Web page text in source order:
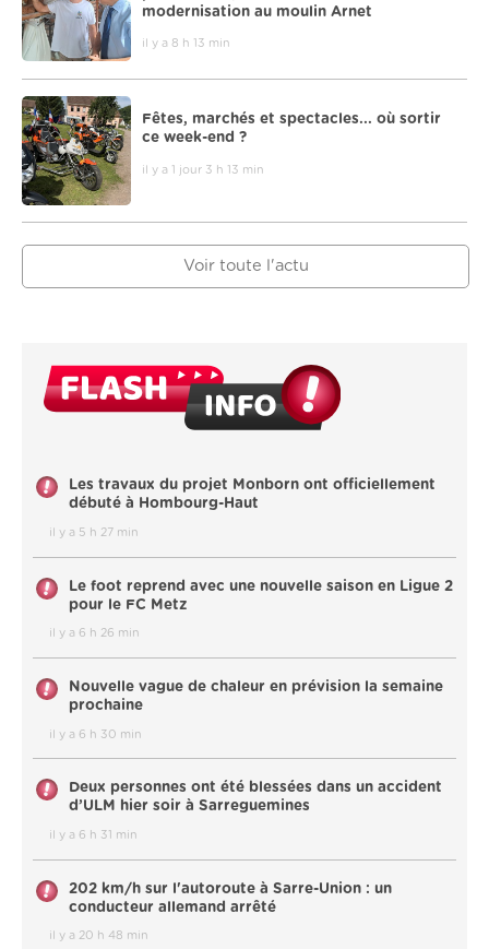
modernisation au moulin Arnet
il y a 8 h 13 min
Fêtes, marchés et spectacles... où sortir
ce week-end ?
il y a 1 jour 3 h 13 min
Voir toute l'actu
Les travaux du projet Monborn ont officiellement
débuté à Hombourg-Haut
il y a 5 h 27 min
Le foot reprend avec une nouvelle saison en Ligue 2
pour le FC Metz
il y a 6 h 26 min
Nouvelle vague de chaleur en prévision la semaine
prochaine
il y a 6 h 30 min
Deux personnes ont été blessées dans un accident
d’ULM hier soir à Sarreguemines
il y a 6 h 31 min
202 km/h sur l'autoroute à Sarre-Union : un
conducteur allemand arrêté
il y a 20 h 48 min